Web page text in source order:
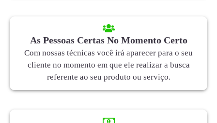
As Pessoas Certas No Momento Certo
Com nossas técnicas você irá aparecer para o seu
cliente no momento em que ele realizar a busca
referente ao seu produto ou serviço.